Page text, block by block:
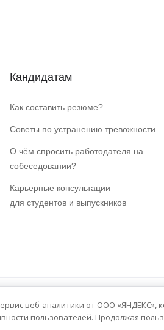
Кандидатам
Как составить резюме?
Советы по устранению тревожности
О чём спросить работодателя на
собеседовании?
Карьерные консультации
для студентов и выпускников
веб-аналитики от ООО «ЯНДЕКС»,
пользователей. Продолжая